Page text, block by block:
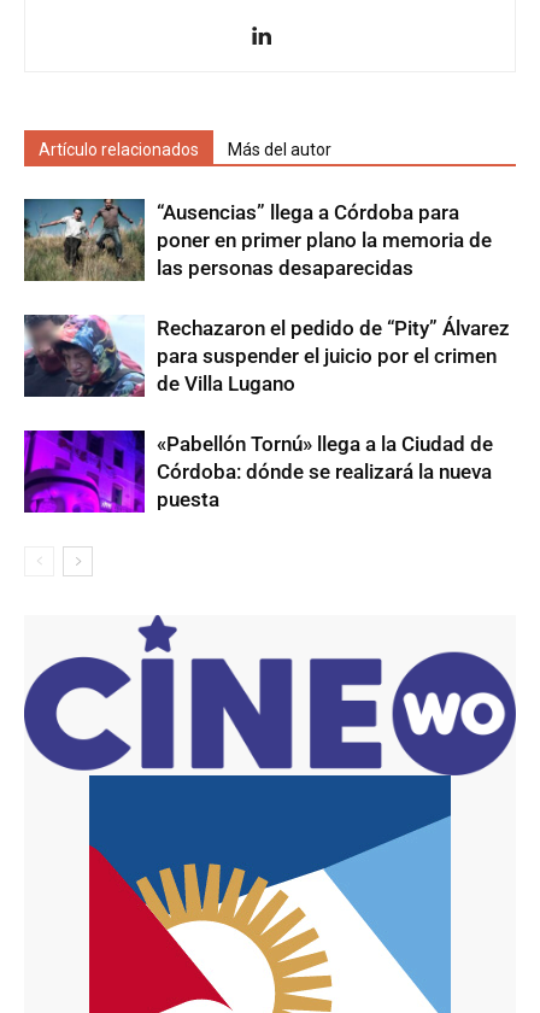
Artículo relacionados Más del autor
“Ausencias” llega a Córdoba para
poner en primer plano la memoria de
las personas desaparecidas
Rechazaron el pedido de “Pity” Álvarez
para suspender el juicio por el crimen
de Villa Lugano
«Pabellón Tornú» llega a la Ciudad de
Córdoba: dónde se realizará la nueva
puesta